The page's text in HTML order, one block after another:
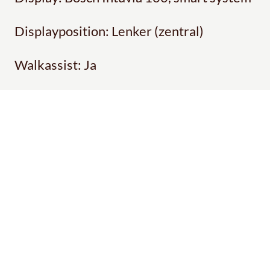
Displayposition: Lenker (zentral)
Walkassist: Ja